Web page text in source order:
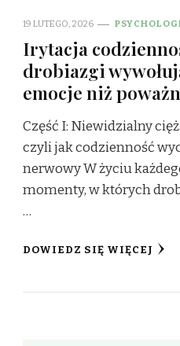
19 LUTEGO, 2026
Irytacja
drobiazgi
emocje niż
Część I: Niewidzialny
czyli jak codzienność
nerwowy W życiu
momenty, w których
…
DOWIEDZ SIĘ WIĘCEJ